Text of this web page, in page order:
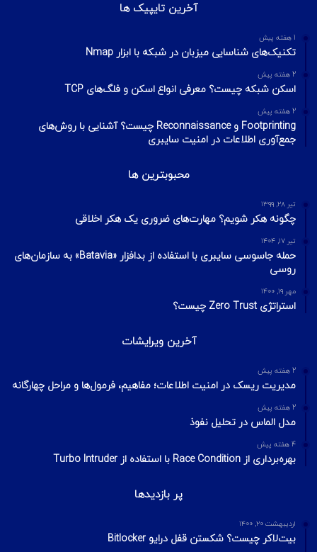
آخرین تایپیک ها
1 هفته پیش
تکنیک‌های شناسایی میزبان در شبکه با ابزار Nmap
2 هفته پیش
اسکن شبکه چیست؟ معرفی انواع اسکن و فلگ‌های TCP
2 هفته پیش
Footprinting و Reconnaissance چیست؟ آشنایی با روش‌های
جمع‌آوری اطلاعات در امنیت سایبری
محبوبترین ها
تیر ۲۸, ۱۳۹۹
چگونه هکر شویم؟ مهارت‌های ضروری یک هکر اخلاقی
تیر ۱۷, ۱۴۰۴
حمله جاسوسی سایبری با استفاده از بدافزار «Batavia» به سازمان‌های
روسی
مهر ۱۹, ۱۴۰۰
استراتژی Zero Trust چیست؟
آخرین ویرایشات
2 هفته پیش
مدیریت ریسک در امنیت اطلاعات؛ مفاهیم، فرمول‌ها و مراحل چهارگانه
2 هفته پیش
مدل الماس در تحلیل نفوذ
4 هفته پیش
بهره‌برداری از Race Condition با استفاده از Turbo Intruder
پر بازدیدها
اردیبهشت ۲۰, ۱۴۰۰
بیت‌لاکر چیست؟ شکستن قفل درایو Bitlocker